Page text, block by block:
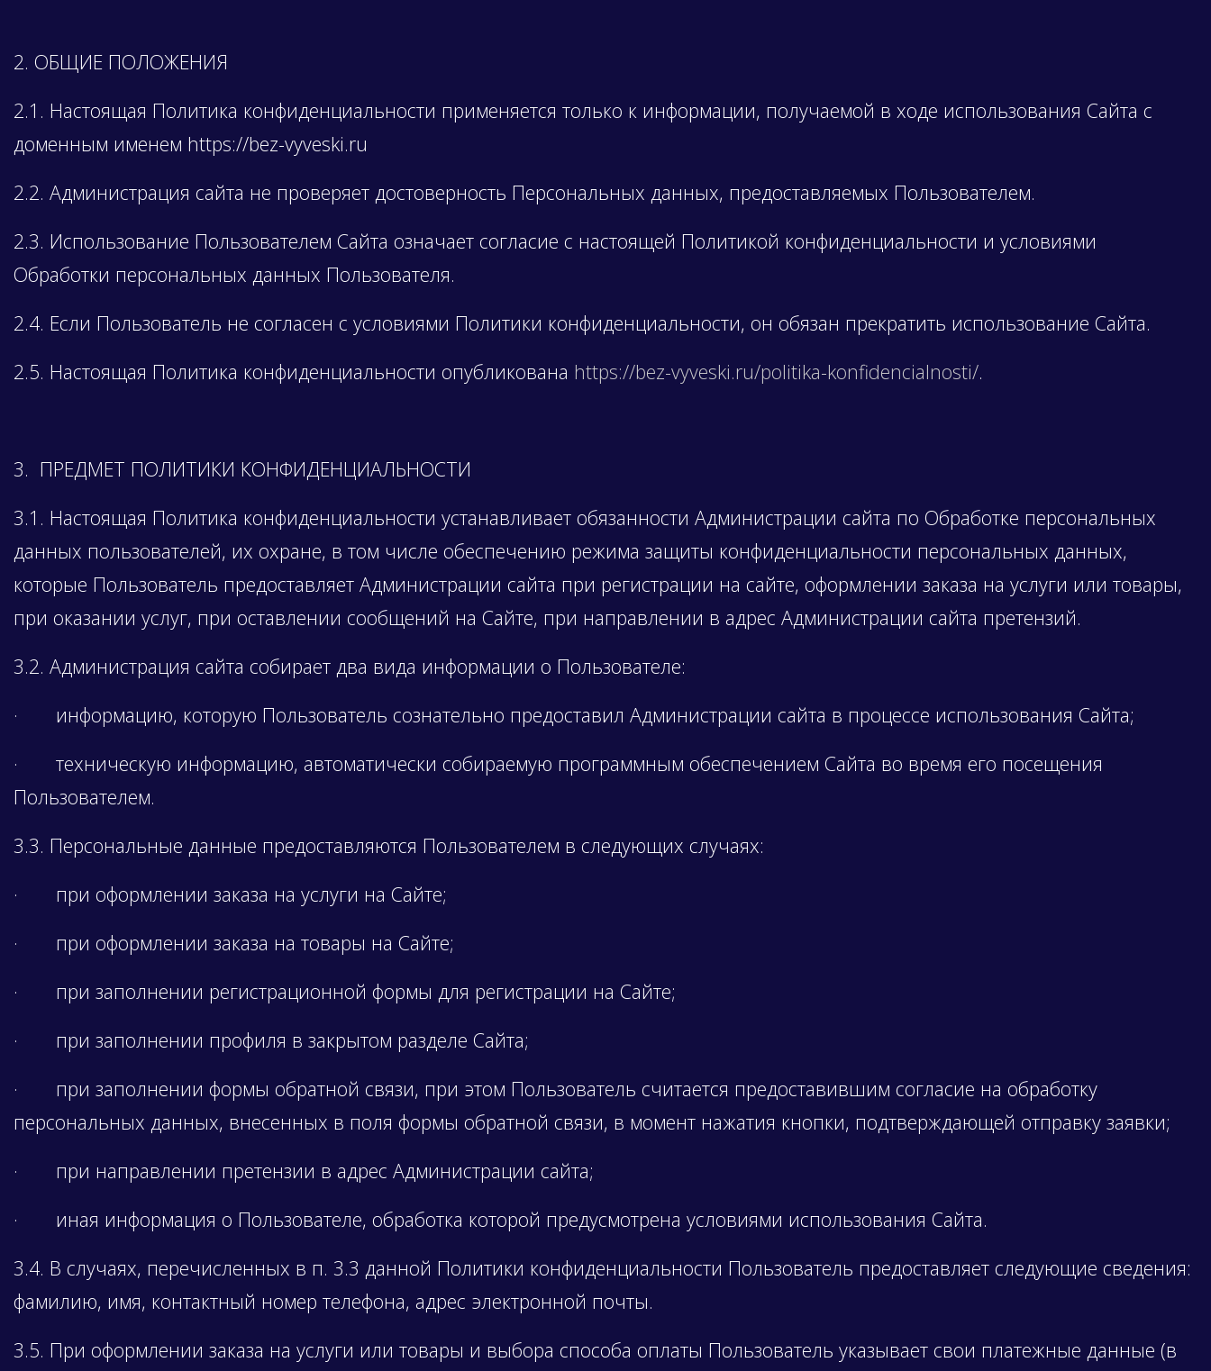
2. ОБЩИЕ ПОЛОЖЕНИЯ
2.1. Настоящая Политика конфиденциальности применяется только к информации, получаемой в ходе использования Сайта с
доменным именем https://bez-vyveski.ru
2.2. Администрация сайта не проверяет достоверность Персональных данных, предоставляемых Пользователем.
2.3. Использование Пользователем Сайта означает согласие с настоящей Политикой конфиденциальности и условиями
Обработки персональных данных Пользователя.
2.4. Если Пользователь не согласен с условиями Политики конфиденциальности, он обязан прекратить использование Сайта.
2.5. Настоящая Политика конфиденциальности опубликована https://bez-vyveski.ru/politika-konfidencialnosti/.
3. ПРЕДМЕТ ПОЛИТИКИ КОНФИДЕНЦИАЛЬНОСТИ
3.1. Настоящая Политика конфиденциальности устанавливает обязанности Администрации сайта по Обработке персональных
данных пользователей, их охране, в том числе обеспечению режима защиты конфиденциальности персональных данных,
которые Пользователь предоставляет Администрации сайта при регистрации на сайте, оформлении заказа на услуги или товары,
при оказании услуг, при оставлении сообщений на Сайте, при направлении в адрес Администрации сайта претензий.
3.2. Администрация сайта собирает два вида информации о Пользователе:
· информацию, которую Пользователь сознательно предоставил Администрации сайта в процессе использования Сайта;
· техническую информацию, автоматически собираемую программным обеспечением Сайта во время его посещения
Пользователем.
3.3. Персональные данные предоставляются Пользователем в следующих случаях:
· при оформлении заказа на услуги на Сайте;
· при оформлении заказа на товары на Сайте;
· при заполнении регистрационной формы для регистрации на Сайте;
· при заполнении профиля в закрытом разделе Сайта;
· при заполнении формы обратной связи, при этом Пользователь считается предоставившим согласие на обработку
персональных данных, внесенных в поля формы обратной связи, в момент нажатия кнопки, подтверждающей отправку заявки;
· при направлении претензии в адрес Администрации сайта;
· иная информация о Пользователе, обработка которой предусмотрена условиями использования Сайта.
3.4. В случаях, перечисленных в п. 3.3 данной Политики конфиденциальности Пользователь предоставляет следующие сведения:
фамилию, имя, контактный номер телефона, адрес электронной почты.
3.5. При оформлении заказа на услуги или товары и выбора способа оплаты Пользователь указывает свои платежные данные (в